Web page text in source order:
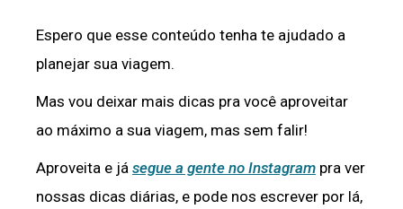
Espero que esse conteúdo tenha te ajudado a
planejar sua viagem.
Mas vou deixar mais dicas pra você aproveitar
ao máximo a sua viagem, mas sem falir!
Aproveita e já segue a gente no Instagram pra ver
nossas dicas diárias, e pode nos escrever por lá,